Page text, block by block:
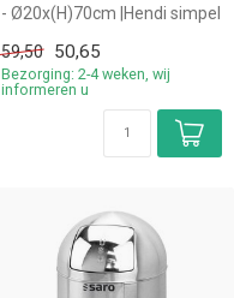
- Ø20x(H)70cm |Hendi simpel
59,50
50,65
Bezorging: 2-4 weken, wij
informeren u